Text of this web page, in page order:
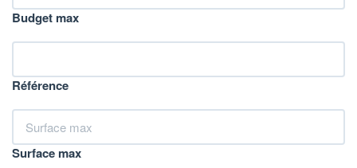
Budget max
Référence
Surface max